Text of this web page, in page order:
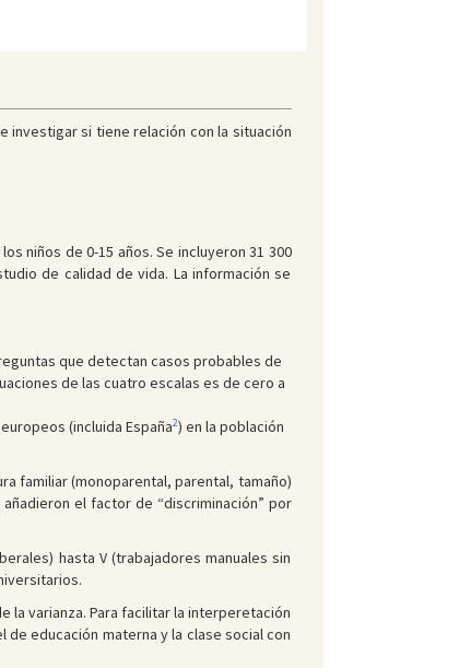
investigar si tiene relación con la situación
niños de 0-15 años. Se incluyeron 31 300
de calidad de vida. La información se
que detectan casos probables de
de las cuatro escalas es de cero a
(incluida España2) en la población
familiar (monoparental, parental, tamaño)
el factor de “discriminación” por
hasta V (trabajadores manuales sin
la varianza. Para facilitar la interperetación
educación materna y la clase social con